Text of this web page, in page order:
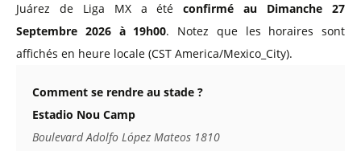
Juárez de Liga MX a étéconfirmé au Dimanche 27
Septembre 2026 à 19h00. Notez que les horaires sont
affichés en heure locale (CST America/Mexico_City).
Comment se rendre au stade ?
Estadio Nou Camp
Boulevard Adolfo López Mateos 1810